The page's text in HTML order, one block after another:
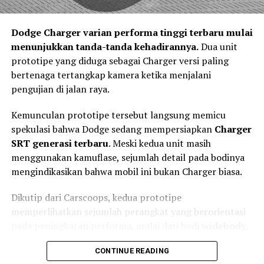
memberikan tekanan pengereman secara otomatis
tersebut tidak mengambil alih kendali kendaraan,
melainkan membantu mengurangi kecepatan sehingga
dampak kecelakaan dapat diminimalkan.
Keselamatan Aktif Menjadi Standar
Kendaraan Masa Depan
Dodge Charger varian performa tinggi terbaru mulai
menunjukkan tanda-tanda kehadirannya.Dua unit
prototipe yang diduga sebagai Charger versi paling
bertenaga tertangkap kamera ketika menjalani
pengujian di jalan raya.
Kemunculan prototipe tersebut langsung memicu
spekulasi bahwa Dodge sedang mempersiapkan Charger
SRT generasi terbaru. Meski kedua unit masih
menggunakan kamuflase, sejumlah detail pada bodinya
mengindikasikan bahwa mobil ini bukan Charger biasa.
Dikutip dari Carscoops, kedua prototipe
memperlihatkan sejumlah perangkat yang berorientasi
kap mesin dengan air scoop besar, hingga spoiler
belakang berukuran agresif.CONTINUE READING